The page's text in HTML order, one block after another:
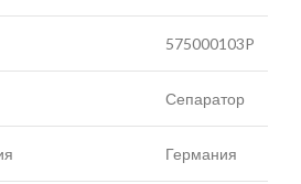
575000103P
Сепаратор
Германия